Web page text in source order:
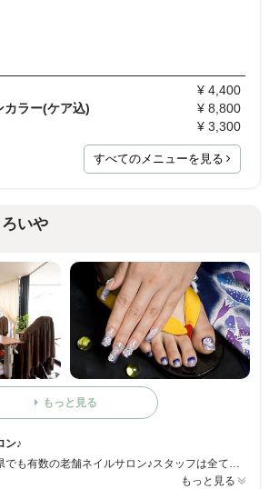
¥ 4,400
ラー(ケア込)
¥ 8,800
¥ 3,300
すべてのメニューを見る
いや
もっと見る
ン♪
『おしろいや』は福井県でも有数の老舗ネイルサロン♪スタッフは全て1級ネイリスト、認定講師資格を保持しているので、どんなデザインでも私たちにおまかせ下さい!! ハンドケア、フットケアも行っております♪男性の方でも気軽にお越し下さいね☆
もっと見る